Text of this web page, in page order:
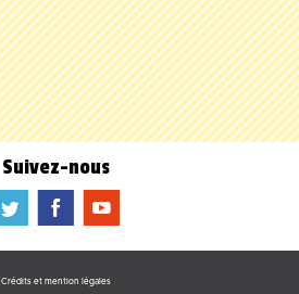
Suivez-nous
a b f
Crédits et mention légales